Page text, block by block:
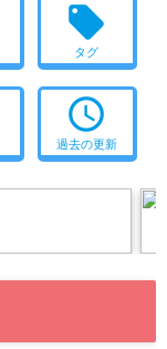
local_offer
タグ
access_time
過去の更新